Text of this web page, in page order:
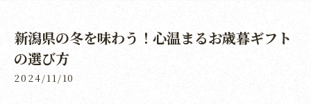
新潟県の冬を味わう！心温まるお歳暮ギフト
の選び方
2024/11/10